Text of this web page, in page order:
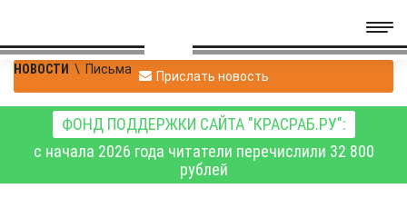
НОВОСТИ \ Письма Прислать новость
ФОНД ПОДДЕРЖКИ САЙТА "КРАСРАБ.РУ":
с начала 2026 года читатели перечислили 32 800
рублей